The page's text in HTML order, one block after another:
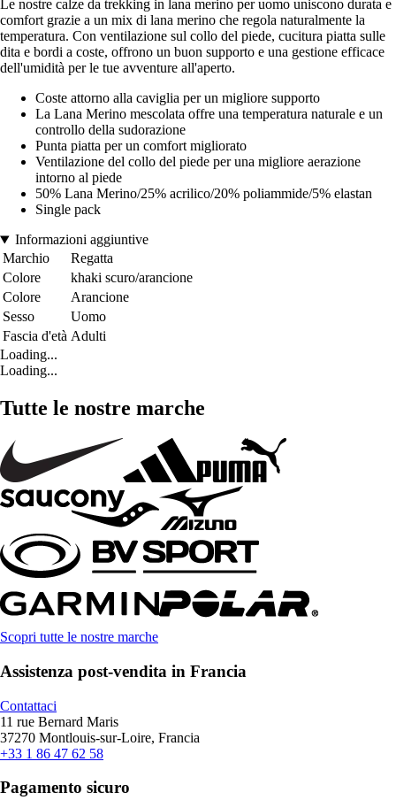
Le nostre calze da trekking in lana merino per uomo uniscono durata e
comfort grazie a un mix di lana merino che regola naturalmente la
temperatura. Con ventilazione sul collo del piede, cucitura piatta sulle
dita e bordi a coste, offrono un buon supporto e una gestione efficace
dell'umidità per le tue avventure all'aperto.
Coste attorno alla caviglia per un migliore supporto
La Lana Merino mescolata offre una temperatura naturale e un
controllo della sudorazione
Punta piatta per un comfort migliorato
Ventilazione del collo del piede per una migliore aerazione
intorno al piede
50% Lana Merino/25% acrilico/20% poliammide/5% elastan
Single pack
Informazioni aggiuntive
Marchio
Regatta
Colore
khaki scuro/arancione
Colore
Arancione
Sesso
Uomo
Fascia d'età Adulti
Loading...
Loading...
Tutte le nostre marche
Scopri tutte le nostre marche
Assistenza post-vendita in Francia
Contattaci
11 rue Bernard Maris
37270 Montlouis-sur-Loire, Francia
+33 1 86 47 62 58
Pagamento sicuro